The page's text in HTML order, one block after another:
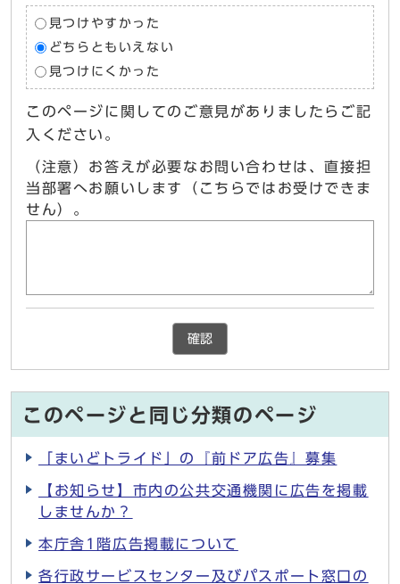
見つけやすかった
どちらともいえない
見つけにくかった
このページに関してのご意見がありましたらご記
入ください。
（注意）お答えが必要なお問い合わせは、直接担
当部署へお願いします（こちらではお受けできま
せん）。
確認
このページと同じ分類のページ
「まいどトライド」の『前ドア広告』募集
【お知らせ】市内の公共交通機関に広告を掲載
しませんか？
本庁舎1階広告掲載について
各行政サービスセンター及びパスポート窓口の